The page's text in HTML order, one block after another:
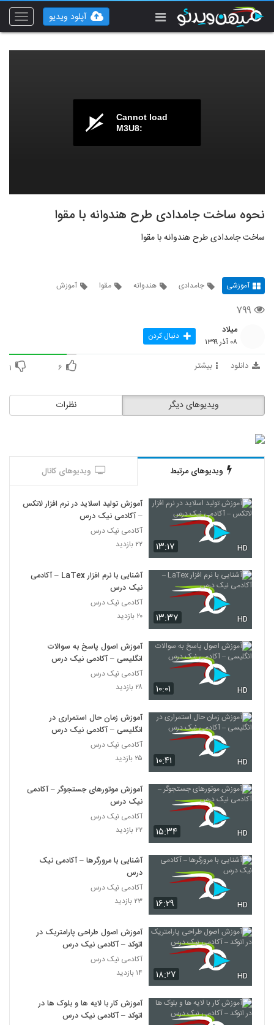
Toggle
آپلود ویدیو
Cannot load
M3U8:
نحوه ساخت جامدادی طرح هندوانه با مقوا
ساخت جامدادی طرح هندوانه با مقوا
آموزشی جامدادی هندوانه مقوا آموزش
۷۹۹
میلاد
۰۸ آذر ۱۳۹۹ دنبال کردن
دانلود بیشتر ۶ ۱
نظرات ویدیوهای دیگر
ویدیوهای مرتبط ویدیوهای کانال
۱۳:۱۷ HD
آموزش تولید اسلاید در نرم افزار لاتکس
– آکادمی نیک درس
آکادمی نیک درس
۲۲ بازدید
۱۳:۳۷ HD
آشنایی با نرم افزار LaTex – آکادمی
نیک درس
آکادمی نیک درس
۲۰ بازدید
۱۰:۰۱ HD
آموزش اصول پاسخ به سوالات
انگلیسی – آکادمی نیک درس
آکادمی نیک درس
۲۸ بازدید
۱۰:۴۱ HD
آموزش زمان حال استمراری در
انگلیسی – آکادمی نیک درس
آکادمی نیک درس
۲۵ بازدید
۱۵:۳۴ HD
آموزش موتورهای جستجوگر – آکادمی
نیک درس
آکادمی نیک درس
۲۲ بازدید
۱۶:۲۹ HD
آشنایی با مرورگرها – آکادمی نیک
درس
آکادمی نیک درس
۲۳ بازدید
۱۸:۲۷ HD
آموزش اصول طراحی پارامتریک در
اتوکد – آکادمی نیک درس
آکادمی نیک درس
۱۴ بازدید
آموزش کار با لایه ها و بلوک ها در
اتوکد – آکادمی نیک درس